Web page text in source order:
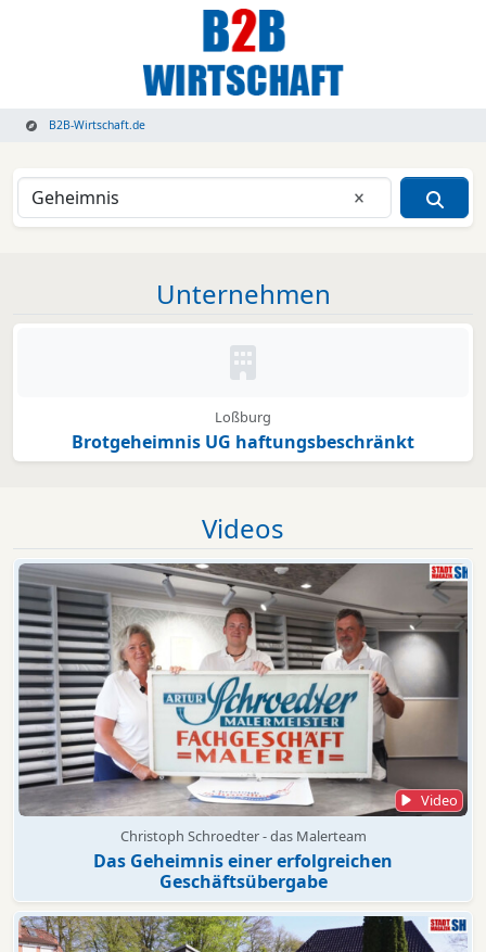
B2B-Wirtschaft.de
Eingabe
Unternehmen
Kein Bild oder Logo hinterlegt
Loßburg
Brotgeheimnis UG haftungsbeschränkt
Videos
Video
Christoph Schroedter - das Malerteam
Das Geheimnis einer erfolgreichen
Geschäftsübergabe